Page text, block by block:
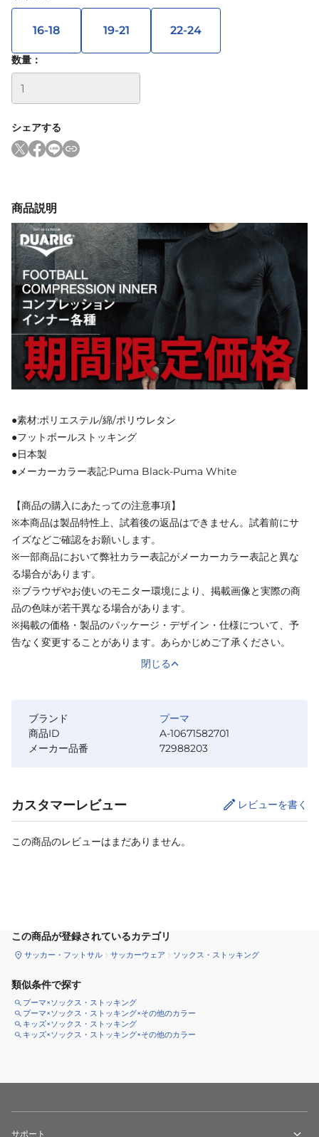
16-18 19-21 22-24
数量：
シェアする
商品説明
●素材:ポリエステル/綿/ポリウレタン
●フットボールストッキング
●日本製
●メーカーカラー表記:Puma Black-Puma White
【商品の購入にあたっての注意事項】
※本商品は製品特性上、試着後の返品はできません。試着前にサ
イズなどご確認をお願いします。
※一部商品において弊社カラー表記がメーカーカラー表記と異な
る場合があります。
※ブラウザやお使いのモニター環境により、掲載画像と実際の商
品の色味が若干異なる場合があります。
※掲載の価格・製品のパッケージ・デザイン・仕様について、予
告なく変更することがあります。あらかじめご了承ください。
閉じる
ブランド
プーマ
商品ID
A-10671582701
メーカー品番
72988203
カスタマーレビュー レビューを書く
この商品のレビューはまだありません。
この商品が登録されているカテゴリ
サッカー・フットサル サッカーウェア ソックス・ストッキング
類似条件で探す
プーマ×ソックス・ストッキング
プーマ×ソックス・ストッキング×その他のカラー
キッズ×ソックス・ストッキング
キッズ×ソックス・ストッキング×その他のカラー
サポート